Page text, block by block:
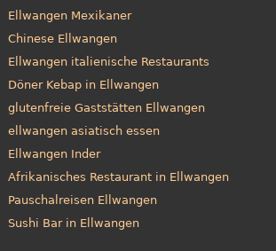
Ellwangen Mexikaner
Chinese Ellwangen
Ellwangen italienische Restaurants
Döner Kebap in Ellwangen
glutenfreie Gaststätten Ellwangen
ellwangen asiatisch essen
Ellwangen Inder
Afrikanisches Restaurant in Ellwangen
Pauschalreisen Ellwangen
Sushi Bar in Ellwangen